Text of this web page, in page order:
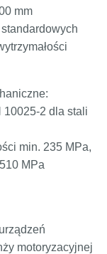
mm
10025-2 dla stali
min. 235 MPa,
MPa
motoryzacyjnej